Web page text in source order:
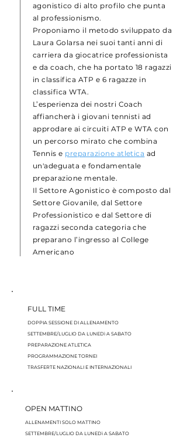
agonistico di alto profilo che punta
al professionismo.
Proponiamo il metodo sviluppato da
Laura Golarsa nei suoi tanti anni di
carriera da giocatrice professionista
e da coach, che ha portato 18 ragazzi
in classifica ATP e 6 ragazze in
classifica WTA.
L’esperienza dei nostri Coach
affiancherà i giovani tennisti ad
approdare ai circuiti ATP e WTA con
un percorso mirato che combina
Tennis e preparazione atletica ad
un'adeguata e fondamentale
preparazione mentale.
Il Settore Agonistico è composto dal
Settore Giovanile, dal Settore
Professionistico e dal Settore di
ragazzi seconda categoria che
preparano l’ingresso al College
Americano
FULL TIME
DOPPIA SESSIONE DI ALLENAMENTO
SETTEMBRE/LUGLIO DA LUNEDì A SABATO
PREPARAZIONE ATLETICA
PROGRAMMAZIONE TORNEI
TRASFERTE NAZIONALI E INTERNAZIONALI
OPEN MATTINO
ALLENAMENTI SOLO MATTINO
SETTEMBRE/LUGLIO DA LUNEDì A SABATO